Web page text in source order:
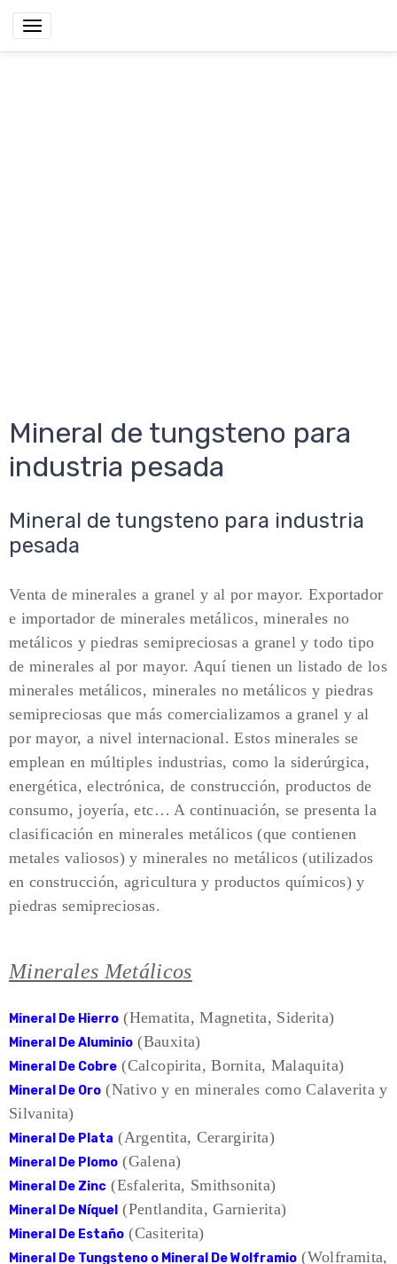
Mineral de tungsteno para
industria pesada
Mineral de tungsteno para industria
pesada
Venta de minerales a granel y al por mayor. Exportador
e importador de minerales metálicos, minerales no
metálicos y piedras semipreciosas a granel y todo tipo
de minerales al por mayor. Aquí tienen un listado de los
minerales metálicos, minerales no metálicos y piedras
semipreciosas que más comercializamos a granel y al
por mayor, a nivel internacional. Estos minerales se
emplean en múltiples industrias, como la siderúrgica,
energética, electrónica, de construcción, productos de
consumo, joyería, etc… A continuación, se presenta la
clasificación en minerales metálicos (que contienen
metales valiosos) y minerales no metálicos (utilizados
en construcción, agricultura y productos químicos) y
piedras semipreciosas.
Minerales Metálicos
Mineral De Hierro (Hematita, Magnetita, Siderita)
Mineral De Aluminio (Bauxita)
Mineral De Cobre (Calcopirita, Bornita, Malaquita)
Mineral De Oro (Nativo y en minerales como Calaverita y
Silvanita)
Mineral De Plata (Argentita, Cerargirita)
Mineral De Plomo (Galena)
Mineral De Zinc (Esfalerita, Smithsonita)
Mineral De Níquel (Pentlandita, Garnierita)
Mineral De Estaño (Casiterita)
Mineral De Tungsteno o Mineral De Wolframio (Wolframita,